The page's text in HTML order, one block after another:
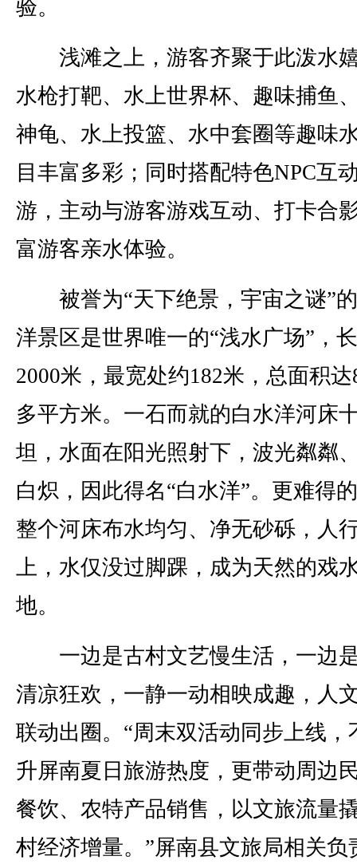
验。
浅滩之上，游客齐聚于此泼水
水枪打靶、水上世界杯、趣味捕鱼
神龟、水上投篮、水中套圈等趣味
目丰富多彩；同时搭配特色NPC互
游，主动与游客游戏互动、打卡合
富游客亲水体验。
被誉为“天下绝景，宇宙之谜”
洋景区是世界唯一的“浅水广场”，
2000米，最宽处约182米，总面积达
多平方米。一石而就的白水洋河床
坦，水面在阳光照射下，波光粼粼
白炽，因此得名“白水洋”。更难得
整个河床布水均匀、净无砂砾，人
上，水仅没过脚踝，成为天然的戏
地。
一边是古村文艺慢生活，一边
清凉狂欢，一静一动相映成趣，人
联动出圈。“周末双活动同步上线，
升屏南夏日旅游热度，更带动周边
餐饮、农特产品销售，以文旅流量
村经济增量。”屏南县文旅局相关负